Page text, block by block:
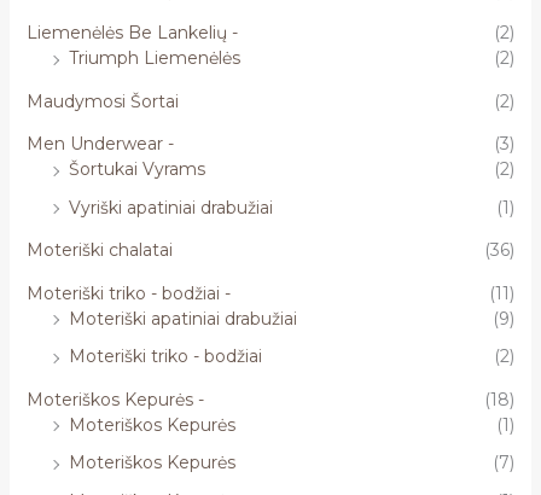
Liemenėlės Be Lankelių -
(2)
Triumph Liemenėlės
(2)
Maudymosi Šortai
(2)
Men Underwear -
(3)
Šortukai Vyrams
(2)
Vyriški apatiniai drabužiai
(1)
Moteriški chalatai
(36)
Moteriški triko - bodžiai -
(11)
Moteriški apatiniai drabužiai
(9)
Moteriški triko - bodžiai
(2)
Moteriškos Kepurės -
(18)
Moteriškos Kepurės
(1)
Moteriškos Kepurės
(7)